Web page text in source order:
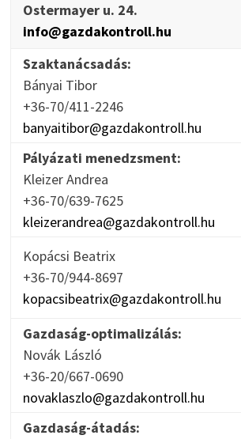
Ostermayer u. 24.
info@gazdakontroll.hu
Szaktanácsadás:
Bányai Tibor
+36-70/411-2246
banyaitibor@gazdakontroll.hu
Pályázati menedzsment:
Kleizer Andrea
+36-70/639-7625
kleizerandrea@gazdakontroll.hu
Kopácsi Beatrix
+36-70/944-8697
kopacsibeatrix@gazdakontroll.hu
Gazdaság-optimalizálás:
Novák László
+36-20/667-0690
novaklaszlo@gazdakontroll.hu
Gazdaság-átadás: